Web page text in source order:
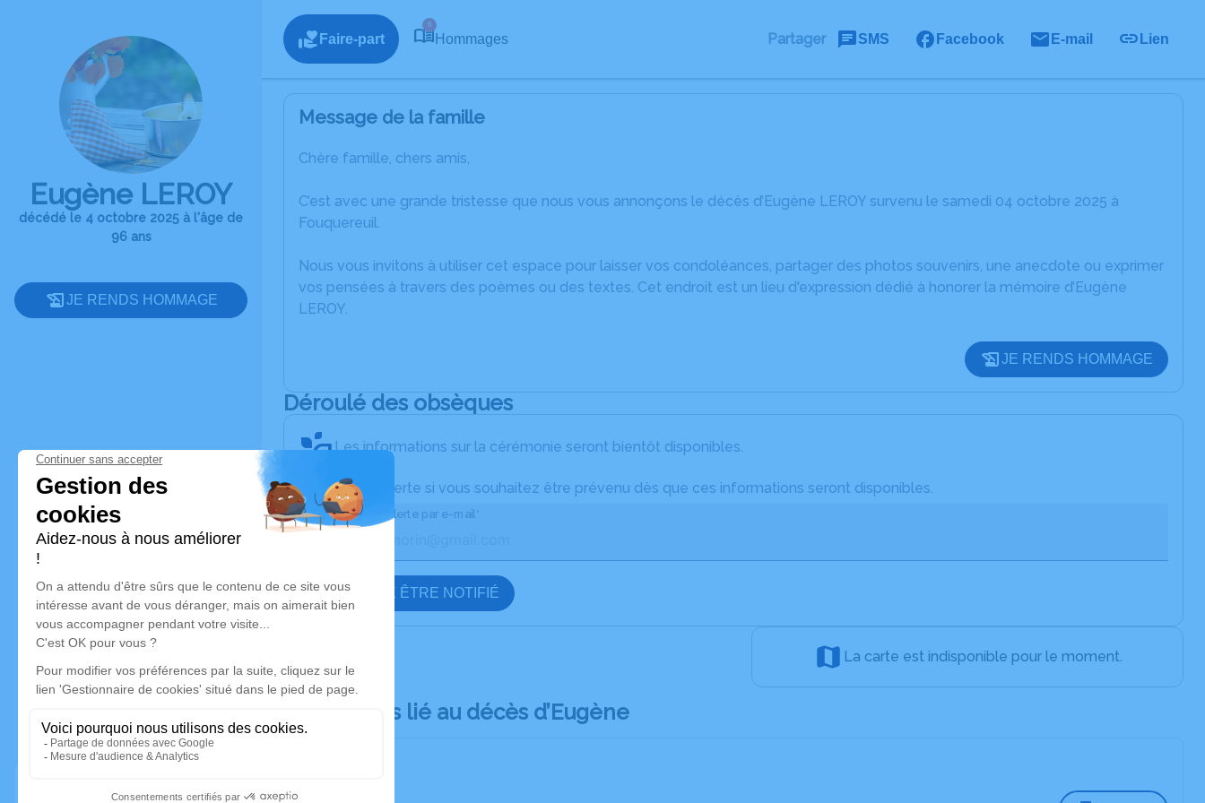
Eugène LEROY
décédé le 4 octobre 2025 à l'âge de
96 ans
JE RENDS HOMMAGE
Faire-part
6
Hommages Partager SMS Facebook E-mail Lien
Message de la famille
Chère famille, chers amis,
C’est avec une grande tristesse que nous vous annonçons le décès d’Eugène LEROY survenu le samedi 04 octobre 2025 à
Fouquereuil.
Nous vous invitons à utiliser cet espace pour laisser vos condoléances, partager des photos souvenirs, une anecdote ou exprimer
vos pensées à travers des poèmes ou des textes. Cet endroit est un lieu d'expression dédié à honorer la mémoire d’Eugène
LEROY.
JE RENDS HOMMAGE
Déroulé des obsèques
Les informations sur la cérémonie seront bientôt disponibles.
Activez une alerte si vous souhaitez être prévenu dès que ces informations seront disponibles.
Recevoir une alerte par e-mail*
JE VEUX ÊTRE NOTIFIÉ
La carte est indisponible pour le moment.
Documents lié au décès d’Eugène